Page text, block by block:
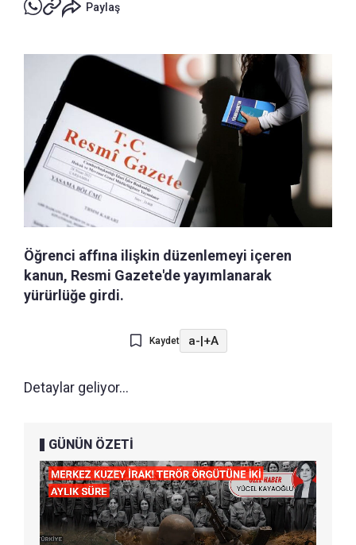
Paylaş
Öğrenci affına ilişkin düzenlemeyi içeren
kanun, Resmi Gazete'de yayımlanarak
yürürlüğe girdi.
Kaydet a-|+A
Detaylar geliyor...
GÜNÜN ÖZETİ